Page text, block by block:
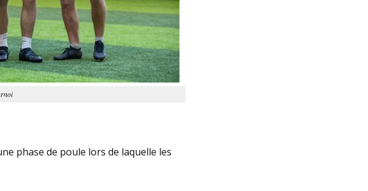
phase de poule lors de laquelle les